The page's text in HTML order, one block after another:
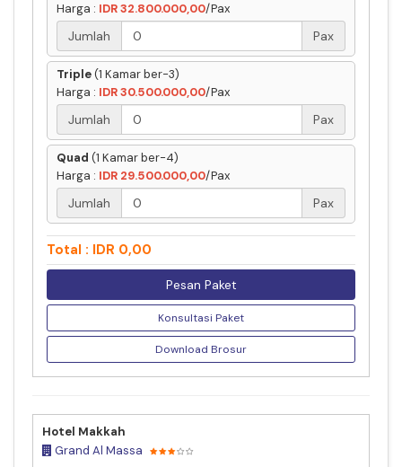
Harga : IDR 32.800.000,00/Pax
Jumlah Pax
Triple(1 Kamar ber-3)
Harga : IDR 30.500.000,00/Pax
Jumlah Pax
Quad (1 Kamar ber-4)
Harga : IDR 29.500.000,00/Pax
Jumlah Pax
Total : IDR 0,00
Pesan Paket
Konsultasi Paket
Download Brosur
Hotel Makkah
Grand Al Massa